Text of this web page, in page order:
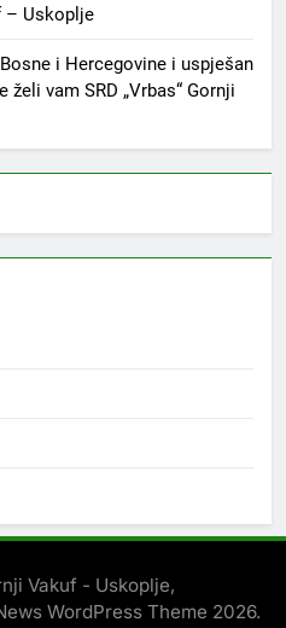
– Uskoplje
i Hercegovine i uspješan
vam SRD „Vrbas“ Gornji
Vakuf - Uskoplje,
WordPress Theme 2026.